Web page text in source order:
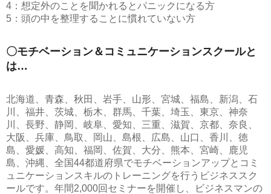
4：想定外のことを聞かれるとパニックになる方
5：頭の中を整理することに慣れていない方
〇モチベーション＆コミュニケーションスクールと
は…
北海道、青森、秋田、岩手、山形、宮城、福島、新潟、石
川、福井、茨城、栃木、群馬、千葉、埼玉、東京、神奈
川、長野、静岡、岐阜、愛知、三重、滋賀、京都、奈良、
大阪、兵庫、鳥取、岡山、島根、広島、山口、香川、徳
島、愛媛、高知、福岡、佐賀、大分、熊本、宮崎、鹿児
島、沖縄、全国44都道府県でモチベーションアップとコミ
ュニケーションスキルのトレーニングを行うビジネススク
ールです。年間2,000回セミナーを開催し、ビジネスマンの